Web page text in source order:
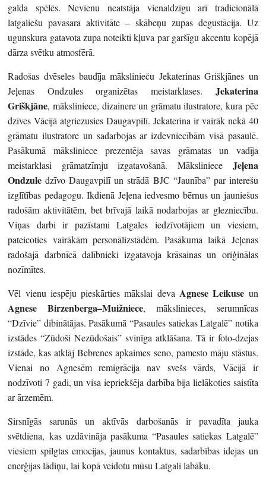
galda spēlēs. Nevienu neatstāja vienaldzīgu arī tradicionālā
latgaliešu pavasara aktivitāte – skābeņu zupas degustācija. Uz
ugunskura gatavota zupa noteikti kļuva par garšīgu akcentu kopējā
dārza svētku atmosfērā.
Radošas dvēseles baudīja mākslinieču Jekaterinas Griškjānes un
Jeļenas Ondzules organizētas meistarklases. Jekaterina
Griškjāne, māksliniece, dizainere un grāmatu ilustratore, kura pēc
dzīves Vācijā atgriezusies Daugavpilī. Jekaterina ir vairāk nekā 40
grāmatu ilustratore un sadarbojas ar izdevniecībām visā pasaulē.
Pasākumā māksliniece prezentēja savas grāmatas un vadīja
meistarklasi grāmatzīmju izgatavošanā. Māksliniece Jeļena
Ondzule dzīvo Daugavpilī un strādā BJC “Jaunība” par interešu
izglītības pedagogu. Ikdienā Jeļena iedvesmo bērnus un jauniešus
radošām aktivitātēm, bet brīvajā laikā nodarbojas ar glezniecību.
Viņas darbi ir pazīstami Latgales iedzīvotājiem un viesiem,
pateicoties vairākām personālizstādēm. Pasākuma laikā Jeļenas
radošajā darbnīcā dalībnieki izgatavoja krāsainas un oriģinālas
nozīmītes.
Vēl vienu iespēju pieskārties mākslai deva Agnese Leikuse un
Agnese Birzenberga–Muižniece, mākslinieces, serumnīcas
“Dzīvie” dibinātājas. Pasākumā “Pasaules satiekas Latgalē” notika
izstādes “Zūdoši Nezūdošais” svinīga atklāšana. Tā ir foto-dzejas
izstāde, kas atklāj Bebrenes apkaimes seno, pamesto māju stāstus.
Vienai no Agnesēm remigrācija nav svešs vārds, Vācijā ir
nodzīvoti 7 gadi, un visa iepriekšēja darbība bija lielākoties saistīta
ar ārzemēm.
Sirsnīgās sarunās un aktīvās darbošanās ir pavadīta jauka
svētdiena, kas uzdāvināja pasākuma “Pasaules satiekas Latgalē”
viesiem spilgtas emocijas, jaunus kontaktus, sadarbības idejas un
enerģijas lādiņu, lai kopā veidotu mūsu Latgali labāku.